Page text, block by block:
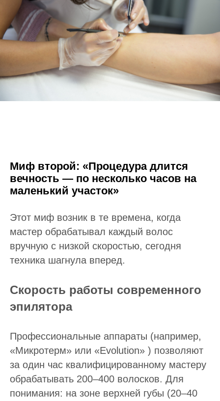
Миф второй: «Процедура длится
вечность — по несколько часов на
маленький участок»
Этот миф возник в те времена, когда
мастер обрабатывал каждый волос
вручную с низкой скоростью, сегодня
техника шагнула вперед.
Скорость работы современного
эпилятора
Профессиональные аппараты (например,
«Микротерм» или «Evolution» ) позволяют
за один час квалифицированному мастеру
обрабатывать 200–400 волосков. Для
понимания: на зоне верхней губы (20–40